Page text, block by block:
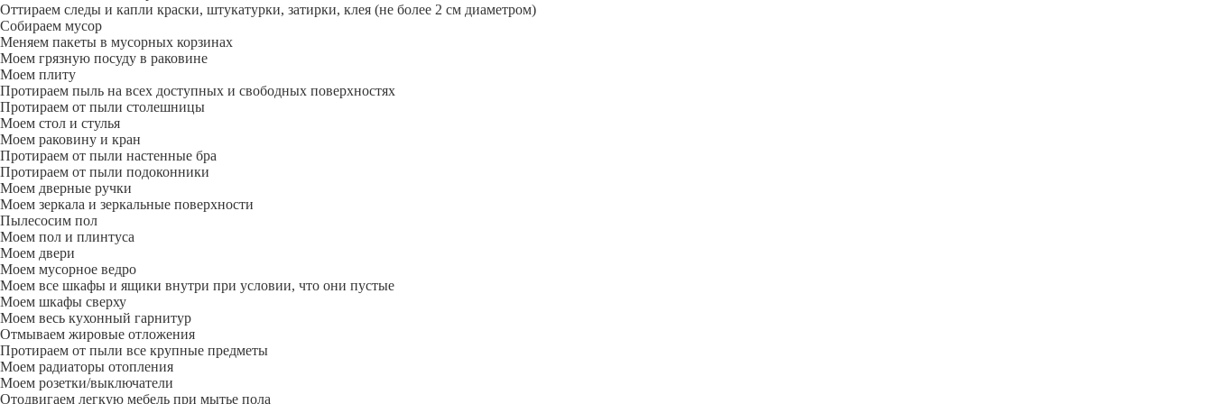
Оттираем следы и капли краски, штукатурки, затирки, клея (не более 2 см диаметром)
Собираем мусор
Меняем пакеты в мусорных корзинах
Моем грязную посуду в раковине
Моем плиту
Протираем пыль на всех доступных и свободных поверхностях
Протираем от пыли столешницы
Моем стол и стулья
Моем раковину и кран
Протираем от пыли настенные бра
Протираем от пыли подоконники
Моем дверные ручки
Моем зеркала и зеркальные поверхности
Пылесосим пол
Моем пол и плинтуса
Моем двери
Моем мусорное ведро
Моем все шкафы и ящики внутри при условии, что они пустые
Моем шкафы сверху
Моем весь кухонный гарнитур
Отмываем жировые отложения
Протираем от пыли все крупные предметы
Моем радиаторы отопления
Моем розетки/выключатели
Отодвигаем легкую мебель при мытье пола